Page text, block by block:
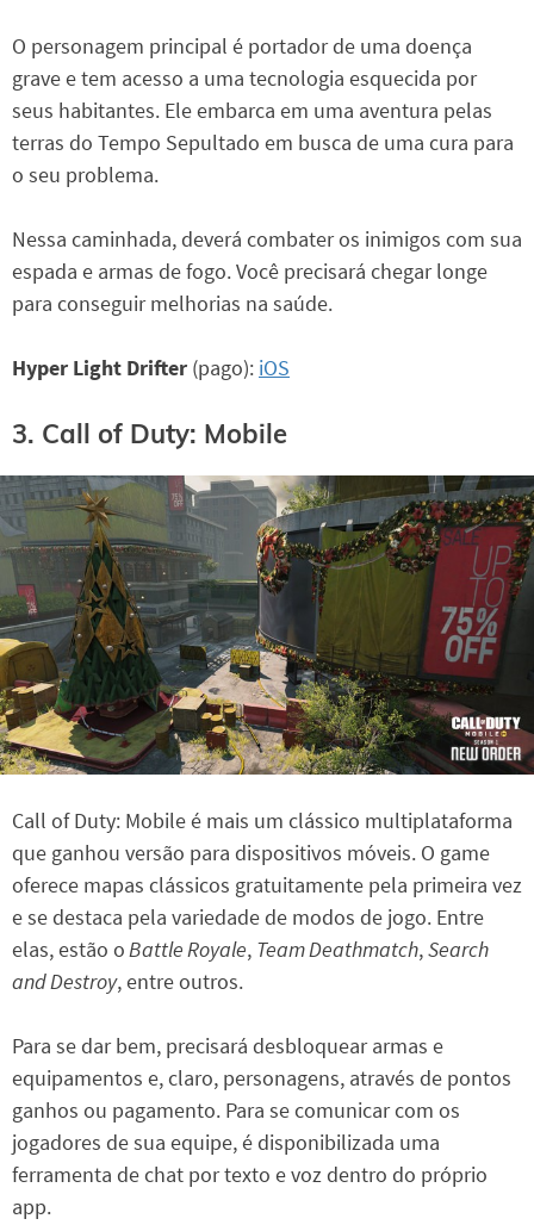
O personagem principal é portador de uma doença
grave e tem acesso a uma tecnologia esquecida por
seus habitantes. Ele embarca em uma aventura pelas
terras do Tempo Sepultado em busca de uma cura para
o seu problema.
Nessa caminhada, deverá combater os inimigos com sua
espada e armas de fogo. Você precisará chegar longe
para conseguir melhorias na saúde.
Hyper Light Drifter (pago): iOS
3. Call of Duty: Mobile
Call of Duty: Mobile é mais um clássico multiplataforma
que ganhou versão para dispositivos móveis. O game
oferece mapas clássicos gratuitamente pela primeira vez
e se destaca pela variedade de modos de jogo. Entre
elas, estão oBattle Royale, Team Deathmatch,Search
and Destroy, entre outros.
Para se dar bem, precisará desbloquear armas e
equipamentos e, claro, personagens, através de pontos
ganhos ou pagamento. Para se comunicar com os
jogadores de sua equipe, é disponibilizada uma
ferramenta de chat por texto e voz dentro do próprio
app.